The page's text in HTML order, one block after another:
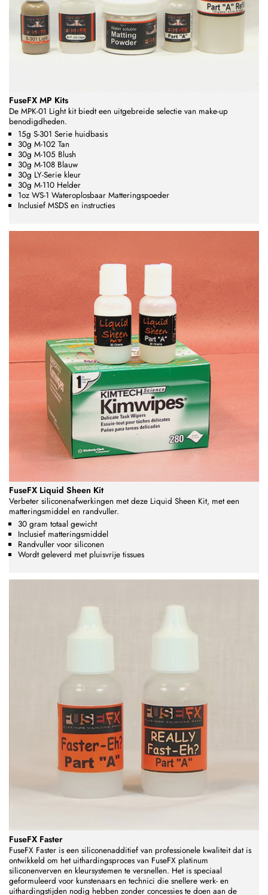
FuseFX MP Kits
De MPK-01 Light kit biedt een uitgebreide selectie van make-up
benodigdheden.
15g S-301 Serie huidbasis
30g M-102 Tan
30g M-105 Blush
30g M-108 Blauw
30g LY-Serie kleur
30g M-110 Helder
1oz WS-1 Wateroplosbaar Matteringspoeder
Inclusief MSDS en instructies
FuseFX Liquid Sheen Kit
Verbeter siliconenafwerkingen met deze Liquid Sheen Kit, met een
matteringsmiddel en randvuller.
30 gram totaal gewicht
Inclusief matteringsmiddel
Randvuller voor siliconen
Wordt geleverd met pluisvrije tissues
FuseFX Faster
FuseFX Faster is een siliconenadditief van professionele kwaliteit dat is
ontwikkeld om het uithardingsproces van FuseFX platinum
siliconenverven en kleursystemen te versnellen. Het is speciaal
geformuleerd voor kunstenaars en technici die snellere werk- en
uithardingstijden nodig hebben zonder concessies te doen aan de